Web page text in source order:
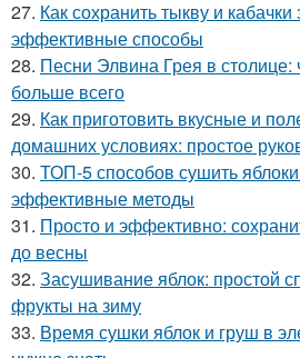
27. Как сохранить тыкву и
эффективные способы
28. Песни Элвина Грея в столице:
больше всего
29. Как приготовить вкусные и
домашних условиях: простое
30. ТОП-5 способов сушить
эффективные методы
31. Просто и эффективно:
до весны
32. Засушивание яблок: простой
фрукты на зиму
33. Время сушки яблок и груш в